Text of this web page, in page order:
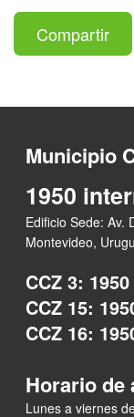
Compartir
Municipio
1950
Edificio Sede: Av.
Montevideo,
CCZ 3:
CCZ 15:
CCZ 16:
Horario de
Lunes a viernes